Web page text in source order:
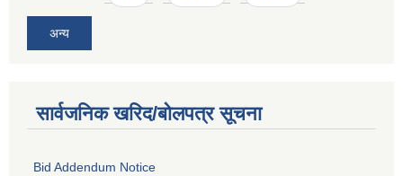
अन्य
सार्वजनिक खरिद/बोलपत्र सूचना
Bid Addendum Notice